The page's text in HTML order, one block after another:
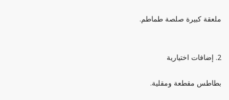
ملعقة كبيرة صلصة طماطم.
2. إضافات اختيارية
بطاطس مقطعة ومقلية.